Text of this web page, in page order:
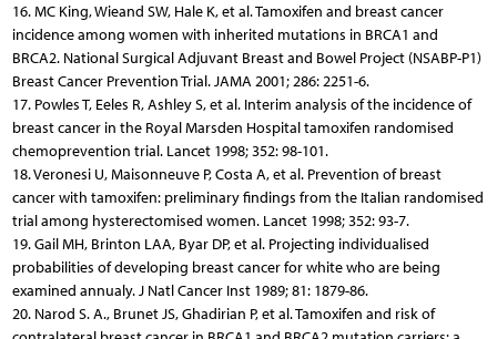
16. MC King, Wieand SW, Hale K, et al. Tamoxifen and breast cancer
incidence among women with inherited mutations in BRCA1 and
BRCA2. National Surgical Adjuvant Breast and Bowel Project (NSABP-P1)
Breast Cancer Prevention Trial. JAMA 2001; 286: 2251-6.
17. Powles T, Eeles R, Ashley S, et al. Interim analysis of the incidence of
breast cancer in the Royal Marsden Hospital tamoxifen randomised
chemoprevention trial. Lancet 1998; 352: 98-101.
18. Veronesi U, Maisonneuve P, Costa A, et al. Prevention of breast
cancer with tamoxifen: preliminary findings from the Italian randomised
trial among hysterectomised women. Lancet 1998; 352: 93-7.
19. Gail MH, Brinton LAA, Byar DP, et al. Projecting individualised
probabilities of developing breast cancer for white who are being
examined annualy. J Natl Cancer Inst 1989; 81: 1879-86.
20. Narod S. A., Brunet JS, Ghadirian P, et al. Tamoxifen and risk of